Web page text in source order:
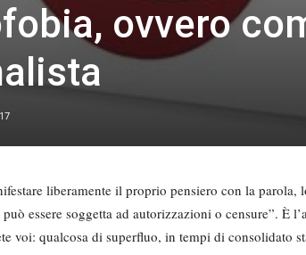
ovvero
liberamente il proprio pensiero con la parola,
essere soggetta ad autorizzazioni o censure”. È
voi: qualcosa di superfluo, in tempi di consolidato